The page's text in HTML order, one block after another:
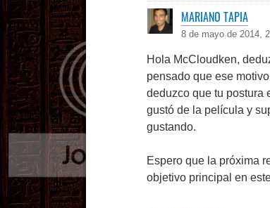
MARIANO TAPIA
8 de mayo de 2014,
Hola McCloudken,
pensado que ese
deduzco que tu postura
gustó de la película y
gustando.
Espero que la próxima
objetivo principal en